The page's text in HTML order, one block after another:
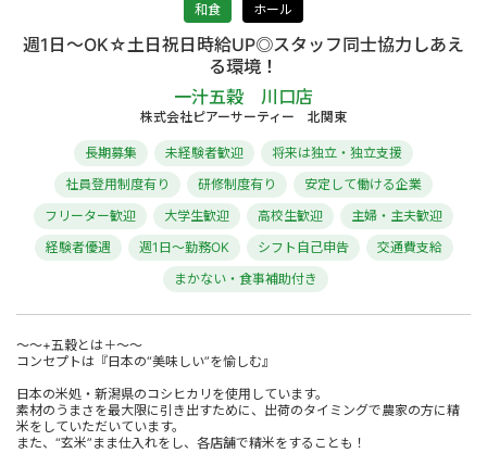
和食 ホール
週1日～OK☆土日祝日時給UP◎スタッフ同士協力しあえ
る環境！
一汁五穀 川口店
株式会社ピアーサーティー 北関東
長期募集 未経験者歓迎
将来は独立・独立支援
社員登用制度有り
研修制度有り
安定して働ける企業
フリーター歓迎
大学生歓迎 高校生歓迎
主婦・主夫歓迎
経験者優遇
週1日～勤務OK シフト自己申告
交通費支給
まかない・食事補助付き
～～+五穀とは＋～～
コンセプトは『日本の“美味しい”を愉しむ』
日本の米処・新潟県のコシヒカリを使用しています。
素材のうまさを最大限に引き出すために、出荷のタイミングで農家の方に精
米をしていただいています。
また、“玄米”まま仕入れをし、各店舗で精米をすることも！